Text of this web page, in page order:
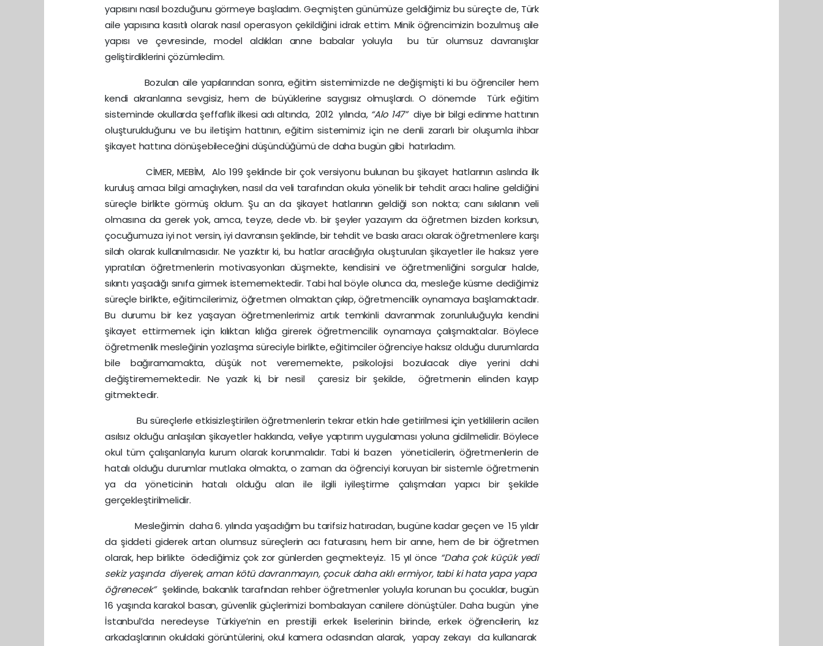
yapısını nasıl bozduğunu görmeye başladım. Geçmişten günümüze geldiğimiz bu süreçte de, Türk
aile yapısına kasıtlı olarak nasıl operasyon çekildiğini idrak ettim. Minik öğrencimizin bozulmuş aile
yapısı ve çevresinde, model aldıkları anne babalar yoluyla bu tür olumsuz davranışlar
geliştirdiklerini çözümledim.
Bozulan aile yapılarından sonra, eğitim sistemimizde ne değişmişti ki bu öğrenciler hem
kendi akranlarına sevgisiz, hem de büyüklerine saygısız olmuşlardı. O dönemde Türk eğitim
sisteminde okullarda şeffaflık ilkesi adı altında, 2012 yılında, “Alo 147” diye bir bilgi edinme hattının
oluşturulduğunu ve bu iletişim hattının, eğitim sistemimiz için ne denli zararlı bir oluşumla ihbar
şikayet hattına dönüşebileceğini düşündüğümü de daha bugün gibi hatırladım.
CİMER, MEBİM, Alo 199 şeklinde bir çok versiyonu bulunan bu şikayet hatlarının aslında ilk
kuruluş amacı bilgi amaçlıyken, nasıl da veli tarafından okula yönelik bir tehdit aracı haline geldiğini
süreçle birlikte görmüş oldum. Şu an da şikayet hatlarının geldiği son nokta; canı sıkılanın veli
olmasına da gerek yok, amca, teyze, dede vb. bir şeyler yazayım da öğretmen bizden korksun,
çocuğumuza iyi not versin, iyi davransın şeklinde, bir tehdit ve baskı aracı olarak öğretmenlere karşı
silah olarak kullanılmasıdır. Ne yazıktır ki, bu hatlar aracılığıyla oluşturulan şikayetler ile haksız yere
yıpratılan öğretmenlerin motivasyonları düşmekte, kendisini ve öğretmenliğini sorgular halde,
sıkıntı yaşadığı sınıfa girmek istememektedir. Tabi hal böyle olunca da, mesleğe küsme dediğimiz
süreçle birlikte, eğitimcilerimiz, öğretmen olmaktan çıkıp, öğretmencilik oynamaya başlamaktadır.
Bu durumu bir kez yaşayan öğretmenlerimiz artık temkinli davranmak zorunluluğuyla kendini
şikayet ettirmemek için kılıktan kılığa girerek öğretmencilik oynamaya çalışmaktalar. Böylece
öğretmenlik mesleğinin yozlaşma süreciyle birlikte, eğitimciler öğrenciye haksız olduğu durumlarda
bile bağıramamakta, düşük not verememekte, psikolojisi bozulacak diye yerini dahi
değiştirememektedir. Ne yazık ki, bir nesil çaresiz bir şekilde, öğretmenin elinden kayıp
gitmektedir.
Bu süreçlerle etkisizleştirilen öğretmenlerin tekrar etkin hale getirilmesi için yetkililerin acilen
asılsız olduğu anlaşılan şikayetler hakkında, veliye yaptırım uygulaması yoluna gidilmelidir. Böylece
okul tüm çalışanlarıyla kurum olarak korunmalıdır. Tabi ki bazen yöneticilerin, öğretmenlerin de
hatalı olduğu durumlar mutlaka olmakta, o zaman da öğrenciyi koruyan bir sistemle öğretmenin
ya da yöneticinin hatalı olduğu alan ile ilgili iyileştirme çalışmaları yapıcı bir şekilde
gerçekleştirilmelidir.
Mesleğimin daha 6. yılında yaşadığım bu tarifsiz hatıradan, bugüne kadar geçen ve 15 yıldır
da şiddeti giderek artan olumsuz süreçlerin acı faturasını, hem bir anne, hem de bir öğretmen
olarak, hep birlikte ödediğimiz çok zor günlerden geçmekteyiz. 15 yıl önce “Daha çok küçük yedi
sekiz yaşında diyerek, aman kötü davranmayın, çocuk daha aklı ermiyor, tabi ki hata yapa yapa
öğrenecek” şeklinde, bakanlık tarafından rehber öğretmenler yoluyla korunan bu çocuklar, bugün
16 yaşında karakol basan, güvenlik güçlerimizi bombalayan canilere dönüştüler. Daha bugün yine
İstanbul’da neredeyse Türkiye’nin en prestijli erkek liselerinin birinde, erkek öğrencilerin, kız
arkadaşlarının okuldaki görüntülerini, okul kamera odasından alarak, yapay zekayı da kullanarak